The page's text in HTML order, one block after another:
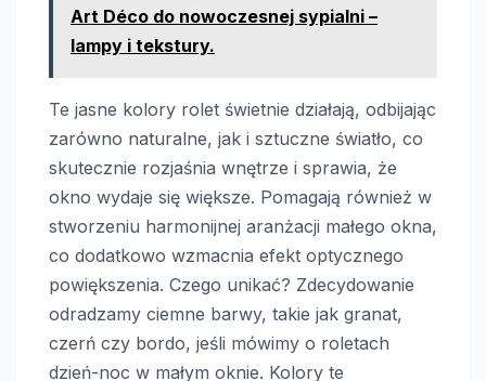
Art Déco do nowoczesnej sypialni –
lampy i tekstury.
Te jasne kolory rolet świetnie działają, odbijając
zarówno naturalne, jak i sztuczne światło, co
skutecznie rozjaśnia wnętrze i sprawia, że
okno wydaje się większe. Pomagają również w
stworzeniu harmonijnej aranżacji małego okna,
co dodatkowo wzmacnia efekt optycznego
powiększenia. Czego unikać? Zdecydowanie
odradzamy ciemne barwy, takie jak granat,
czerń czy bordo, jeśli mówimy o roletach
dzień-noc w małym oknie. Kolory te